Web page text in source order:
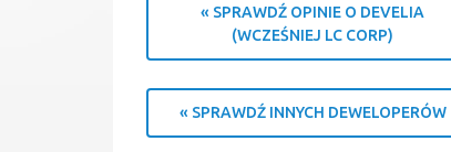
« SPRAWDŹ OPINIE O DEVELIA
(WCZEŚNIEJ LC CORP)
« SPRAWDŹ INNYCH DEWELOPERÓW